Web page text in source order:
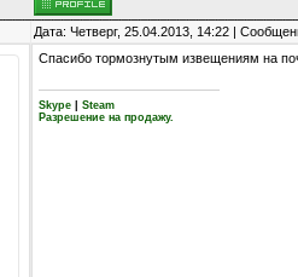
Дата: Четверг, 25.04.2013, 14:22 |
Спасибо тормознутым извещениям на
Skype
Steam
Разрешение на продажу.